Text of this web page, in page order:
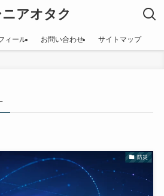
ニアオタク
ィール お問い合わせ サイトマップ
防災